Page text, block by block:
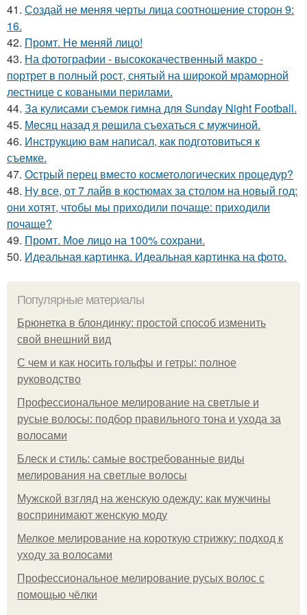
41. Создай не меняя черты лица соотношение сторон 9:
16.
42. Промт. Не меняй лицо!
43. На фотографии - высококачественный макро -
портрет в полный рост, снятый на широкой мраморной
лестнице с коваными перилами.
44. За кулисами съемок гимна для Sunday Night Football.
45. Мeсяц назад я рeшила съeхаться с мужчиной.
46. Инструкцию вам написал, как подготовиться к
съемке.
47. Острый перец вместо косметологических процедур?
48. Ну все, от 7 лайв в костюмах за столом на новый год:
они хотят, чтобы мы приходили почаще: приходили
почаще?
49. Промт. Мое лицо на 100% сохрани.
50. Идеальная картинка. Идеальная картинка на фото.
Популярные материалы
Брюнетка в блондинку: простой способ изменить
свой внешний вид
С чем и как носить гольфы и гетры: полное
руководство
Профессиональное мелирование на светлые и
русые волосы: подбор правильного тона и ухода за
волосами
Блеск и стиль: самые востребованные виды
мелирования на светлые волосы
Мужской взгляд на женскую одежду: как мужчины
воспринимают женскую моду
Мелкое мелирование на короткую стрижку: подход к
уходу за волосами
Профессиональное мелирование русых волос с
помощью чёлки